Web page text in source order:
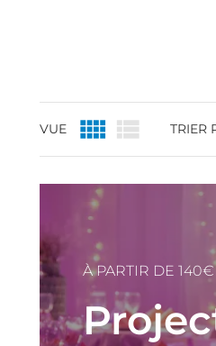
VUE   TRIER
À PARTIR DE